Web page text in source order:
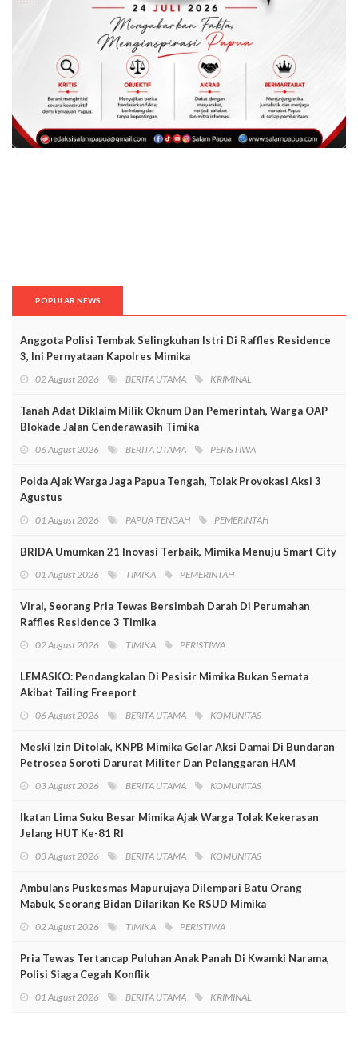
POPULAR NEWS
Anggota Polisi Tembak Selingkuhan Istri Di Raffles Residence
3, Ini Pernyataan Kapolres Mimika
02 August 2026 BERITA UTAMA KRIMINAL
Tanah Adat Diklaim Milik Oknum Dan Pemerintah, Warga OAP
Blokade Jalan Cenderawasih Timika
06 August 2026 BERITA UTAMA PERISTIWA
Polda Ajak Warga Jaga Papua Tengah, Tolak Provokasi Aksi 3
Agustus
01 August 2026 PAPUA TENGAH PEMERINTAH
BRIDA Umumkan 21 Inovasi Terbaik, Mimika Menuju Smart City
01 August 2026 TIMIKA PEMERINTAH
Viral, Seorang Pria Tewas Bersimbah Darah Di Perumahan
Raffles Residence 3 Timika
02 August 2026 TIMIKA PERISTIWA
LEMASKO: Pendangkalan Di Pesisir Mimika Bukan Semata
Akibat Tailing Freeport
06 August 2026 BERITA UTAMA KOMUNITAS
Meski Izin Ditolak, KNPB Mimika Gelar Aksi Damai Di Bundaran
Petrosea Soroti Darurat Militer Dan Pelanggaran HAM
03 August 2026 BERITA UTAMA KOMUNITAS
Ikatan Lima Suku Besar Mimika Ajak Warga Tolak Kekerasan
Jelang HUT Ke-81 RI
03 August 2026 BERITA UTAMA KOMUNITAS
Ambulans Puskesmas Mapurujaya Dilempari Batu Orang
Mabuk, Seorang Bidan Dilarikan Ke RSUD Mimika
02 August 2026 TIMIKA PERISTIWA
Pria Tewas Tertancap Puluhan Anak Panah Di Kwamki Narama,
Polisi Siaga Cegah Konflik
01 August 2026 BERITA UTAMA KRIMINAL